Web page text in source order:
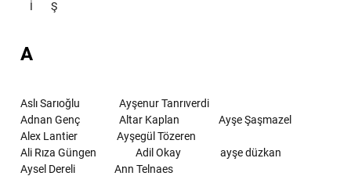
İ Ş
A
Aslı Sarıoğlu
Ayşenur Tanrıverdi
Adnan Genç
Altar Kaplan
Ayşe Şaşmazel
Alex Lantier
Ayşegül Tözeren
Ali Rıza Güngen
Adil Okay
ayşe düzkan
Aysel Dereli
Ann Telnaes